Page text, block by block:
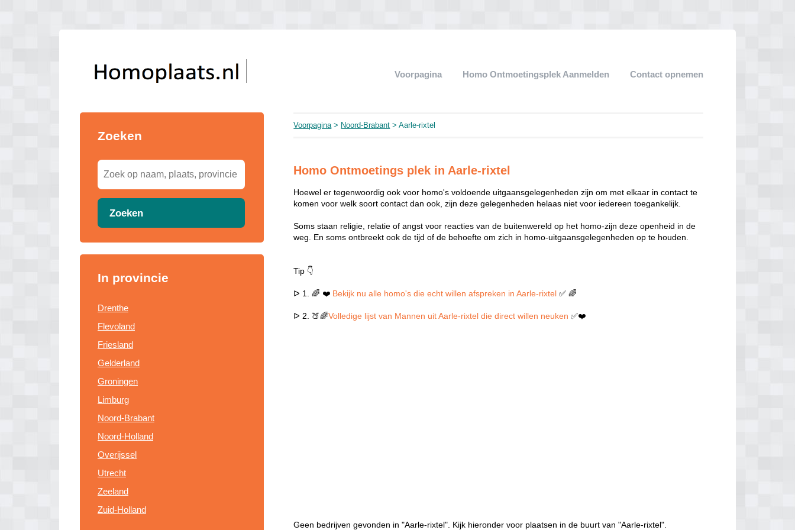
Voorpagina Homo Ontmoetingsplek Aanmelden Contact opnemen
Zoeken
Zoeken
In provincie
Drenthe
Flevoland
Friesland
Gelderland
Groningen
Limburg
Noord-Brabant
Noord-Holland
Overijssel
Utrecht
Zeeland
Zuid-Holland
Voorpagina> Noord-Brabant > Aarle-rixtel
Homo Ontmoetings plek in Aarle-rixtel
Hoewel er tegenwoordig ook voor homo's voldoende uitgaansgelegenheden zijn om met elkaar in contact te
komen voor welk soort contact dan ook, zijn deze gelegenheden helaas niet voor iedereen toegankelijk.
Soms staan religie, relatie of angst voor reacties van de buitenwereld op het homo-zijn deze openheid in de
weg. En soms ontbreekt ook de tijd of de behoefte om zich in homo-uitgaansgelegenheden op te houden.
Tip 👇
ᐅ 1. 🌈 ❤️ Bekijk nu alle homo's die echt willen afspreken in Aarle-rixtel ✅ 🌈
ᐅ 2. 🍑🌈Volledige lijst van Mannen uit Aarle-rixtel die direct willen neuken✅❤️
Geen bedrijven gevonden in "Aarle-rixtel". Kijk hieronder voor plaatsen in de buurt van "Aarle-rixtel".